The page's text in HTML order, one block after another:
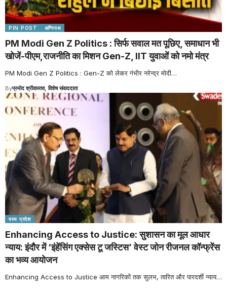
PIN POST अग्निपथ
PM Modi Gen Z Politics : सिर्फ सवाल मत पूछिए, समाधान भी
खोजें-पीएम,राजनीति का मिशन Gen-Z, IIT युवाओं को नमो मंत्र
PM Modi Gen Z Politics : Gen-Z को लेकर गंभीर नरेन्द्र मोदी…
Byप्रमोद श्रीवास्तव, विशेष संवाददाता
मध्य प्रदेश
Enhancing Access to Justice: सुशासन का मूल आधार
न्याय: इंदौर में ‘इंहेंसिंग एक्सेस टू जस्टिस’ वेस्ट जोन रीजनल कॉन्फ्रेंस
का भव्य आयोजन
Enhancing Access to Justice आम नागरिकों तक सुलभ, त्वरित और पारदर्शी न्याय…